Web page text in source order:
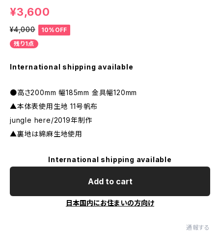
¥3,600
¥4,000
10%OFF
残り1点
International shipping available
●高さ200mm 幅185mm 金具幅120mm
▲本体表使用生地 11号帆布
jungle here/2019年制作
▲裏地は綿麻生地使用
International shipping available
Add to cart
日本国内にお住まいの方向け
通報する